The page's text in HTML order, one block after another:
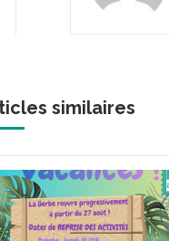
similaires